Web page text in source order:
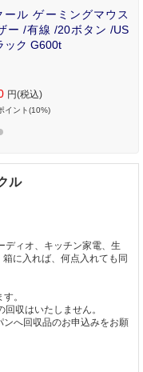
ール ゲーミングマウス
ー /有線 /20ボタン /US
ック G600t
円(税込)
イント(10%)
ル
ディオ、キッチン家電、生
に入れば、何点入れても同
。
収はいたしません。
へ回収品のお申込みをお願